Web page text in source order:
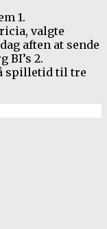
1.
valgte
aften at sende
BI’s 2.
spilletid til tre